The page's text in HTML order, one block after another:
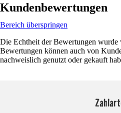
Kundenbewertungen
Bereich überspringen
Die Echtheit der Bewertungen wurde
Bewertungen können auch von
nachweislich genutzt oder gekauft